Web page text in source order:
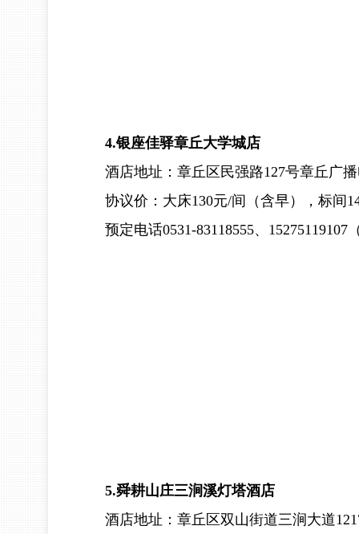
4.银座佳驿章丘大学城店
酒店地址：章丘区民强路127号章丘广
协议价：大床130元/间（含早），标间
预定电话0531-83118555、15275119107
5.舜耕山庄三涧溪灯塔酒店
酒店地址：章丘区双山街道三涧大道